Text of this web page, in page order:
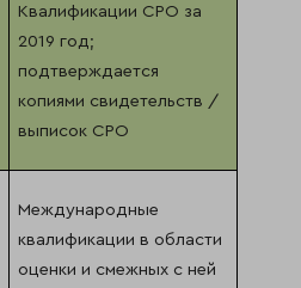
Квалификации СРО за
2019 год;
подтверждается
копиями свидетельств /
выписок СРО
Международные
квалификации в области
оценки и смежных с ней